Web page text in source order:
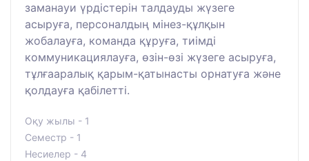
заманауи үрдістерін талдауды жүзеге
асыруға, персоналдың мінез-құлқын
жобалауға, команда құруға, тиімді
коммуникациялауға, өзін-өзі жүзеге асыруға,
тұлғааралық қарым-қатынасты орнатуға және
қолдауға қабілетті.
Оқу жылы - 1
Семестр - 1
Несиелер - 4